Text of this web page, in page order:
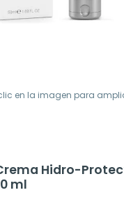
en la imagen para
Hidro-
ml